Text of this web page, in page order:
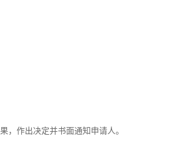
，作出决定并书面通知申请人。